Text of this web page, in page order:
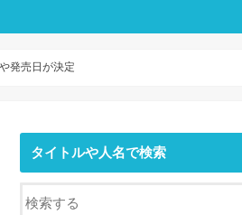
発売日が決定
タイトルや人名で検索